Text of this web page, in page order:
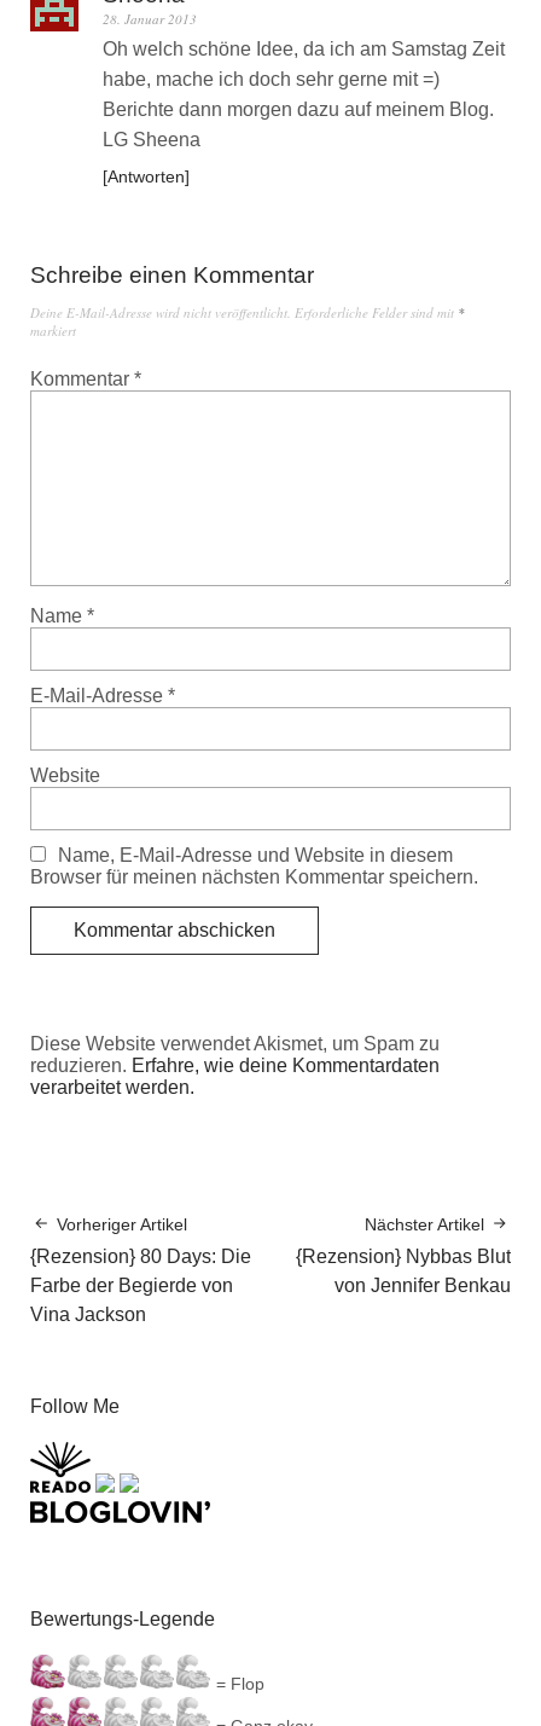
28. Januar 2013
Oh welch schöne Idee, da ich am Samstag Zeit
habe, mache ich doch sehr gerne mit =)
Berichte dann morgen dazu auf meinem Blog.
LG Sheena
Antworten
Schreibe einen Kommentar
Deine E-Mail-Adresse wird nicht veröffentlicht. Erforderliche Felder sind mit *
markiert
Kommentar *
Name *
E-Mail-Adresse *
Website
Name, E-Mail-Adresse und Website in diesem
Browser für meinen nächsten Kommentar speichern.
Diese Website verwendet Akismet, um Spam zu
reduzieren. Erfahre, wie deine Kommentardaten
verarbeitet werden.
Vorheriger Artikel
{Rezension} 80 Days: Die
Farbe der Begierde von
Vina Jackson
Nächster Artikel
{Rezension} Nybbas Blut
von Jennifer Benkau
Follow Me
Bewertungs-Legende
= Flop